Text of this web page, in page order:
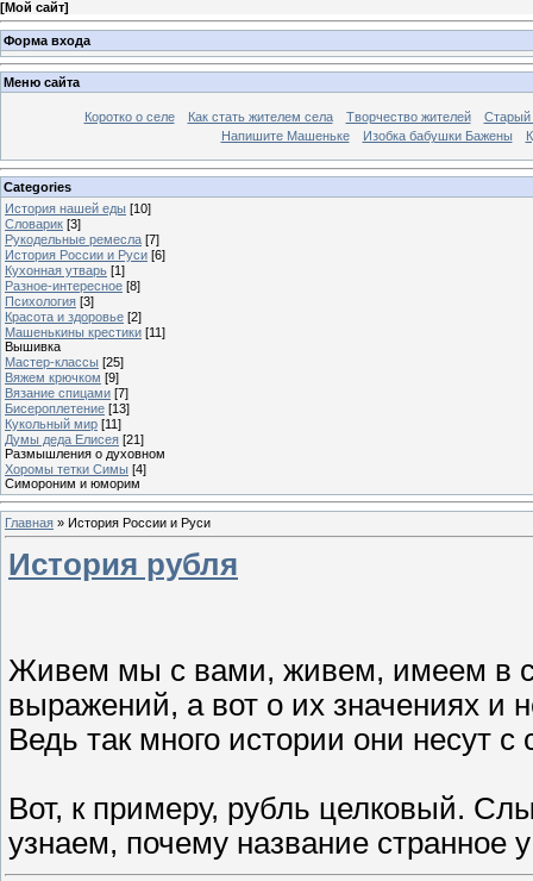
[Мой сайт]
Форма входа
Меню сайта
Коротко о селе Как стать жителем села Творчество жителей
Старый
Напишите Машеньке
Изобка бабушки Бажены
Categories
История нашей еды [10]
Словарик [3]
Рукодельные ремесла [7]
История России и Руси [6]
Кухонная утварь [1]
Разное-интересное [8]
Психология [3]
Красота и здоровье [2]
Машенькины крестики [11]
Вышивка
Мастер-классы [25]
Вяжем крючком [9]
Вязание спицами [7]
Бисероплетение [13]
Кукольный мир [11]
Думы деда Елисея [21]
Размышления о духовном
Хоромы тетки Симы [4]
Симороним и юморим
Главная » История России и Руси
История рубля
Живем мы с вами, живем, имеем в
выражений, а вот о их значениях и
Ведь так много истории они несут с
Вот, к примеру, рубль целковый.
узнаем, почему название странное